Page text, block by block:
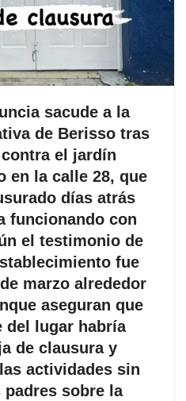
sacude a la
de Berisso tras
el jardín
en la calle 28, que
días atrás
funcionando con
el testimonio de
fue
marzo alrededor
aseguran que
del lugar habría
de clausura y
actividades sin
sobre la